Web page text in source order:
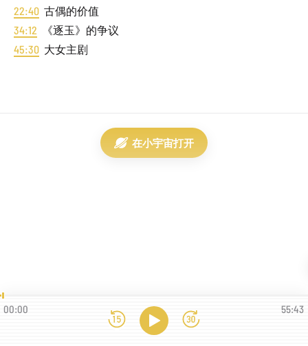
22:40 古偶的价值
34:12 《逐玉》的争议
45:30 大女主剧
在小宇宙打开
00:00 55:43